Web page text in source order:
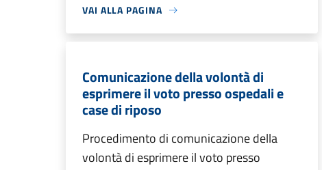
VAI ALLA PAGINA
Comunicazione della volontà di
esprimere il voto presso ospedali e
case di riposo
Procedimento di comunicazione della
volontà di esprimere il voto presso